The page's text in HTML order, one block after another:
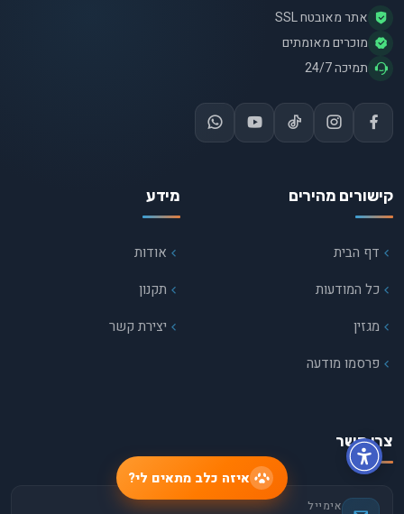
אתר מאובטח SSL
מוכרים מאומתים
תמיכה 24/7
קישורים מהירים
דף הבית
כל המודעות
מגזין
פרסמו מודעה
מידע
אודות
תקנון
יצירת קשר
צרו קשר
אימייל
איזה כלב מתאים לי?